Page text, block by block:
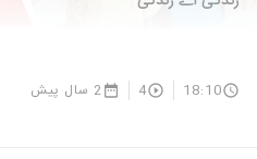
18:10
4 2 سال پیش